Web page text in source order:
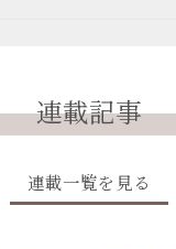
連載記事
連載一覧を見る